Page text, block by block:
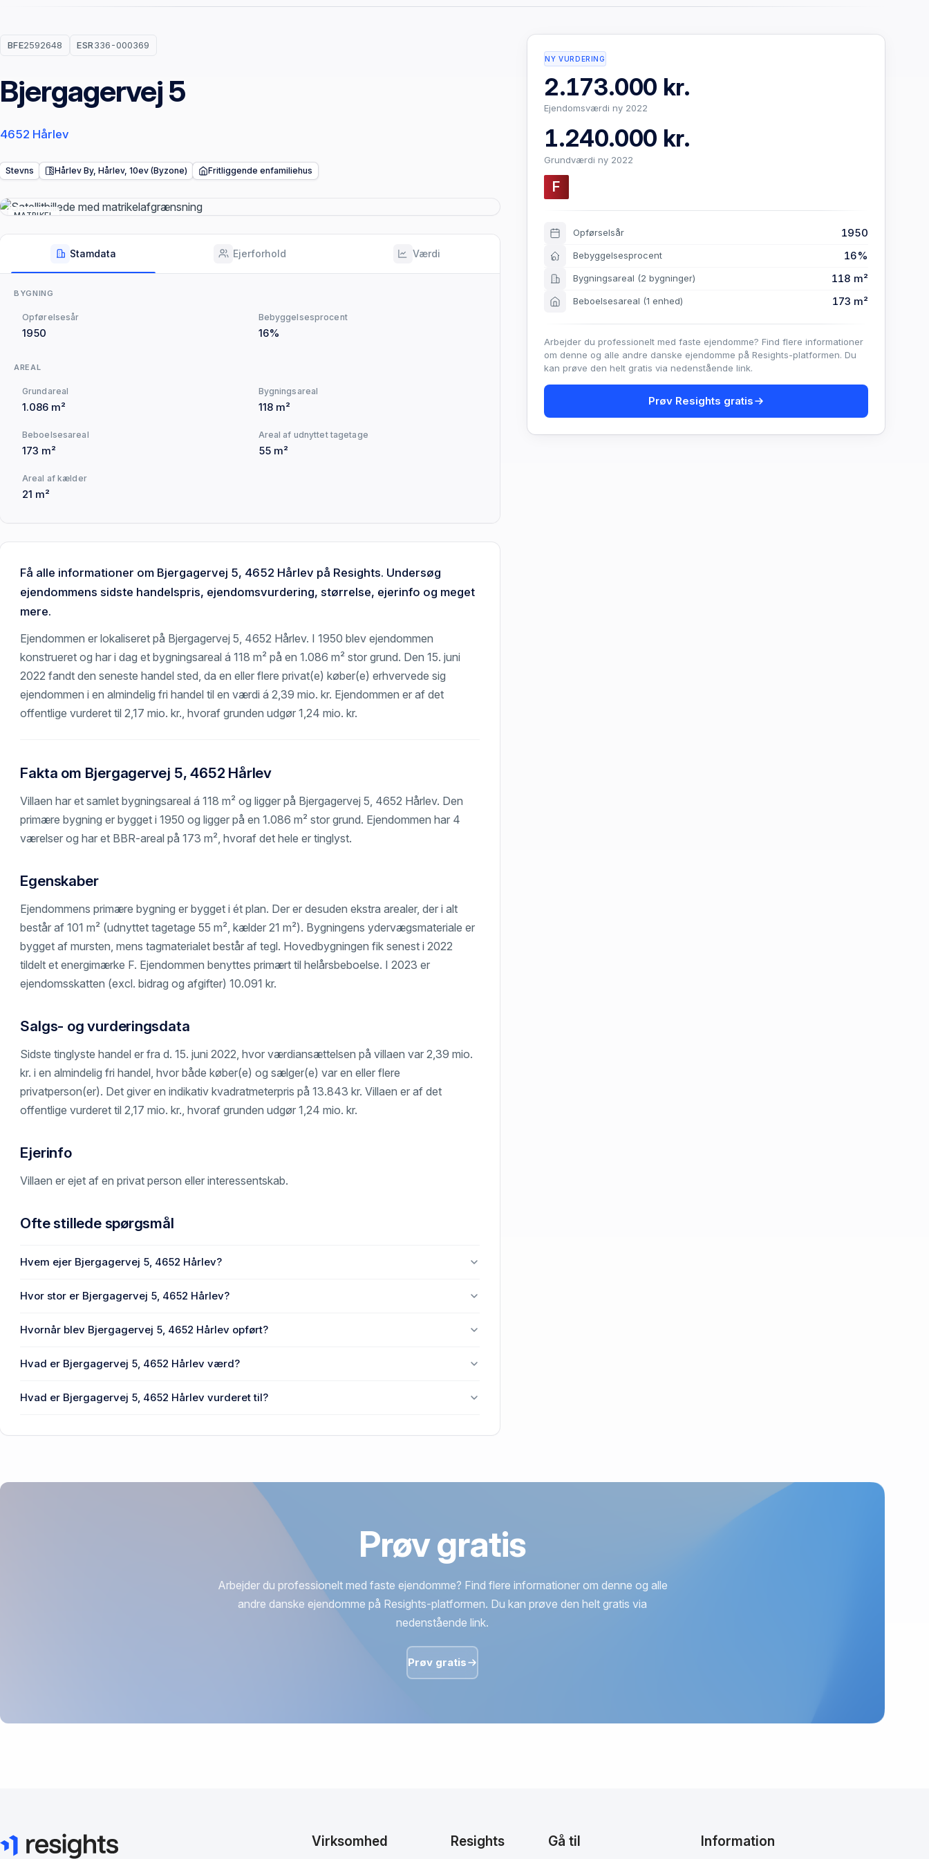
BFE2592648 ESR336-000369
Bjergagervej 5
4652 Hårlev
Stevns Hårlev By, Hårlev, 10ev (Byzone) Fritliggende enfamiliehus
MATRIKEL
Stamdata Ejerforhold Værdi
BYGNING
Opførelsesår
1950
Bebyggelsesprocent
16%
AREAL
Grundareal
1.086 m²
Bygningsareal
118 m²
Beboelsesareal
173 m²
Areal af udnyttet tagetage
55 m²
Areal af kælder
21 m²
Få alle informationer om Bjergagervej 5, 4652 Hårlev på Resights. Undersøg
ejendommens sidste handelspris, ejendomsvurdering, størrelse, ejerinfo og meget
mere.
Ejendommen er lokaliseret på Bjergagervej 5, 4652 Hårlev. I 1950 blev ejendommen
konstrueret og har i dag et bygningsareal á 118 m² på en 1.086 m² stor grund. Den 15. juni
2022 fandt den seneste handel sted, da en eller flere privat(e) køber(e) erhvervede sig
ejendommen i en almindelig fri handel til en værdi á 2,39 mio. kr. Ejendommen er af det
offentlige vurderet til 2,17 mio. kr., hvoraf grunden udgør 1,24 mio. kr.
Fakta om Bjergagervej 5, 4652 Hårlev
Villaen har et samlet bygningsareal á 118 m² og ligger på Bjergagervej 5, 4652 Hårlev. Den
primære bygning er bygget i 1950 og ligger på en 1.086 m² stor grund. Ejendommen har 4
værelser og har et BBR-areal på 173 m², hvoraf det hele er tinglyst.
Egenskaber
Ejendommens primære bygning er bygget i ét plan. Der er desuden ekstra arealer, der i alt
består af 101 m² (udnyttet tagetage 55 m², kælder 21 m²). Bygningens ydervægsmateriale er
bygget af mursten, mens tagmaterialet består af tegl. Hovedbygningen fik senest i 2022
tildelt et energimærke F. Ejendommen benyttes primært til helårsbeboelse. I 2023 er
ejendomsskatten (excl. bidrag og afgifter) 10.091 kr.
Salgs- og vurderingsdata
Sidste tinglyste handel er fra d. 15. juni 2022, hvor værdiansættelsen på villaen var 2,39 mio.
kr. i en almindelig fri handel, hvor både køber(e) og sælger(e) var en eller flere
privatperson(er). Det giver en indikativ kvadratmeterpris på 13.843 kr. Villaen er af det
offentlige vurderet til 2,17 mio. kr., hvoraf grunden udgør 1,24 mio. kr.
Ejerinfo
Villaen er ejet af en privat person eller interessentskab.
Ofte stillede spørgsmål
Hvem ejer Bjergagervej 5, 4652 Hårlev?
Hvor stor er Bjergagervej 5, 4652 Hårlev?
Hvornår blev Bjergagervej 5, 4652 Hårlev opført?
Hvad er Bjergagervej 5, 4652 Hårlev værd?
Hvad er Bjergagervej 5, 4652 Hårlev vurderet til?
NY VURDERING
2.173.000 kr.
Ejendomsværdi ny 2022
1.240.000 kr.
Grundværdi ny 2022
F
Opførselsår 1950
Bebyggelsesprocent 16%
Bygningsareal (2 bygninger) 118 m²
Beboelsesareal (1 enhed) 173 m²
Arbejder du professionelt med faste ejendomme? Find flere informationer
om denne og alle andre danske ejendomme på Resights-platformen. Du
kan prøve den helt gratis via nedenstående link.
Prøv Resights gratis
Prøv gratis
Arbejder du professionelt med faste ejendomme? Find flere informationer om denne og alle
andre danske ejendomme på Resights-platformen. Du kan prøve den helt gratis via
nedenstående link.
Prøv gratis
Virksomhed Resights Gå til Information